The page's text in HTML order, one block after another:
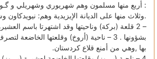
: أربع منها مسلمون وهم شهريوري وشهريلي و
.وثلاث منها على الديانة الإيزيدية وهم:
– 2 قلعة (بركة) وناحيتها وقد اشتهرتا باسم
بشؤونها . 3 – ناحية (أروخ) وقلعتها الخاضعة
بها ,وهي من أمنع قلاع كردستان.